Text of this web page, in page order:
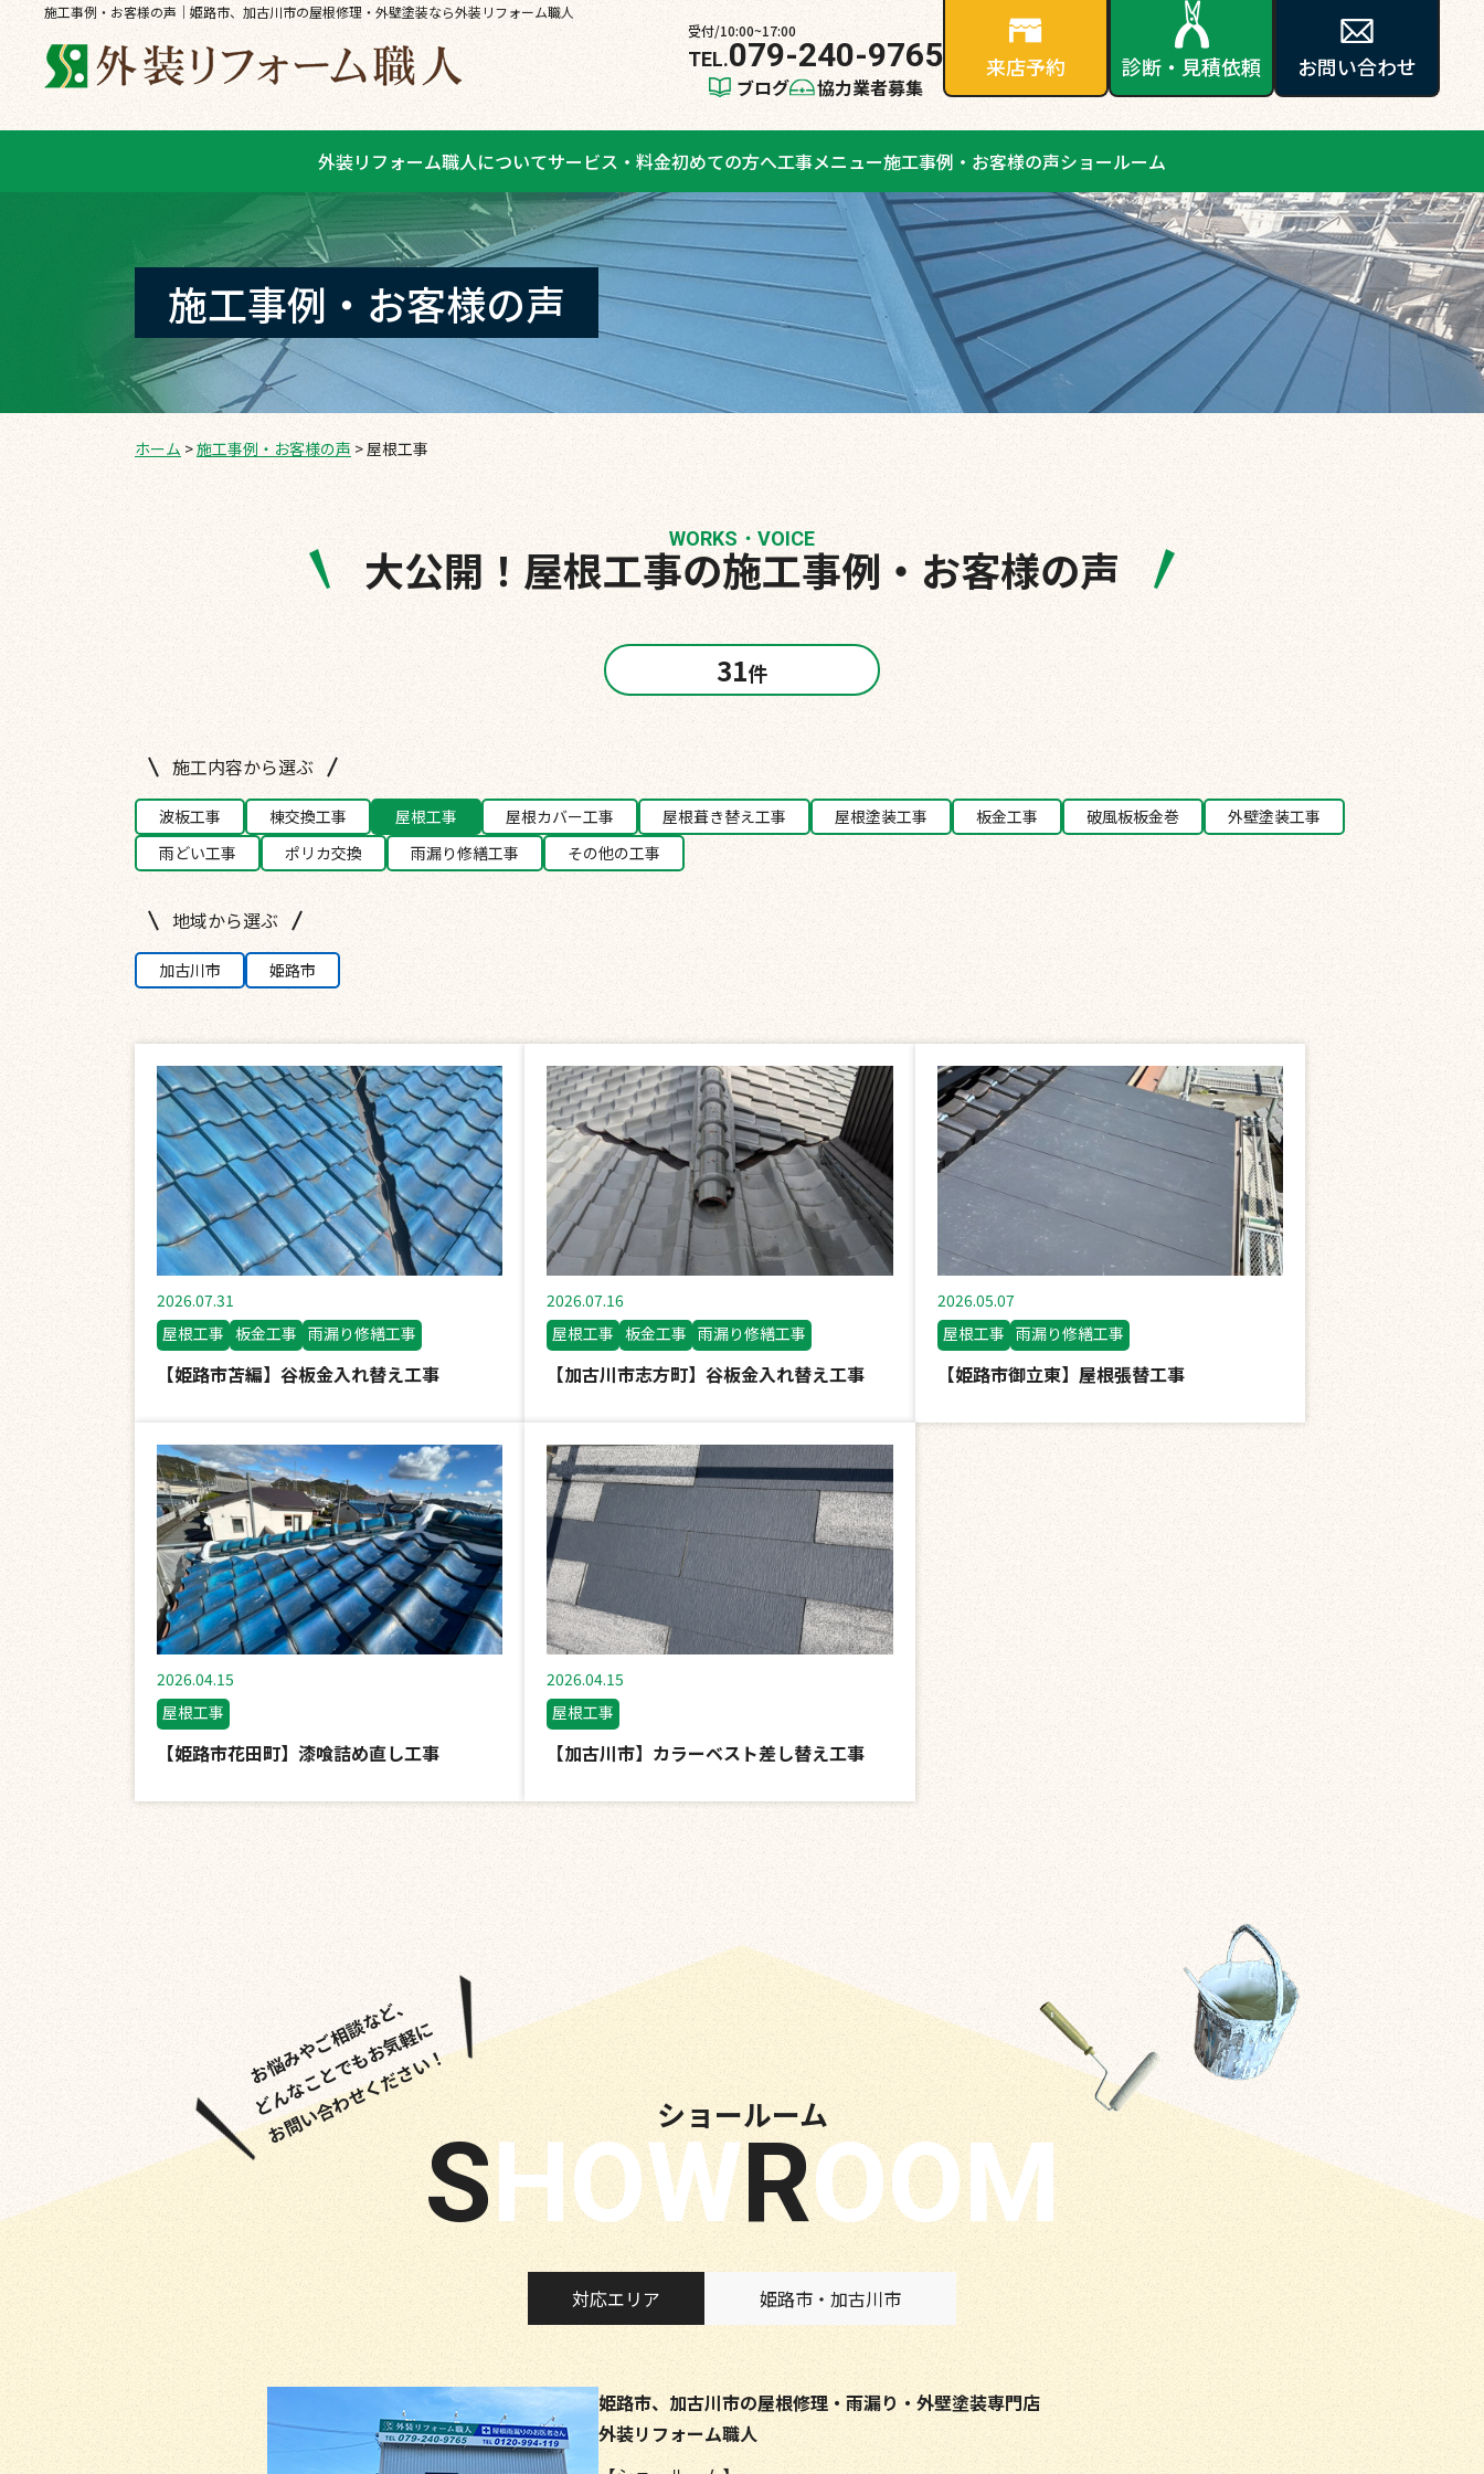
施工事例・お客様の声｜姫路市、加古川市の屋根修理・外壁塗装なら外装リフォーム職人
受付/10:00~17:00
079-240-9765
ブログ 協力業者募集
来店予約 診断・見積依頼 お問い合わせ
外装リフォーム職人についてサービス・料金初めての方へ工事メニュー施工事例・お客様の声ショールーム
施工事例・お客様の声
ホーム >施工事例・お客様の声 >屋根工事
大公開！ 屋根工事の施工事例・お客様の声
WORKS・VOICE
31件
施工内容から選ぶ
波板工事 棟交換工事 屋根工事 屋根カバー工事 屋根葺き替え工事 屋根塗装工事 板金工事 破風板板金巻
外壁塗装工事
雨どい工事
ポリカ交換 雨漏り修繕工事 その他の工事
地域から選ぶ
加古川市 姫路市
2026.07.31
【姫路市苫編】谷板金入れ替え工事
屋根工事 板金工事 雨漏り修繕工事
2026.07.16
【加古川市志方町】谷板金入れ替え工事
屋根工事 板金工事 雨漏り修繕工事
2026.05.07
【姫路市御立東】屋根張替工事
屋根工事 雨漏り修繕工事
2026.04.15
【姫路市花田町】漆喰詰め直し工事
屋根工事
2026.04.15
【加古川市】カラーベスト差し替え工事
屋根工事
お悩みやご相談など、
どんなことでもお気軽に
お問い合わせください！ ショールーム
SHOW ROOM
対応エリア 姫路市・加古川市
姫路市、加古川市の屋根修理・雨漏り・外壁塗装専門店
外装リフォーム職人